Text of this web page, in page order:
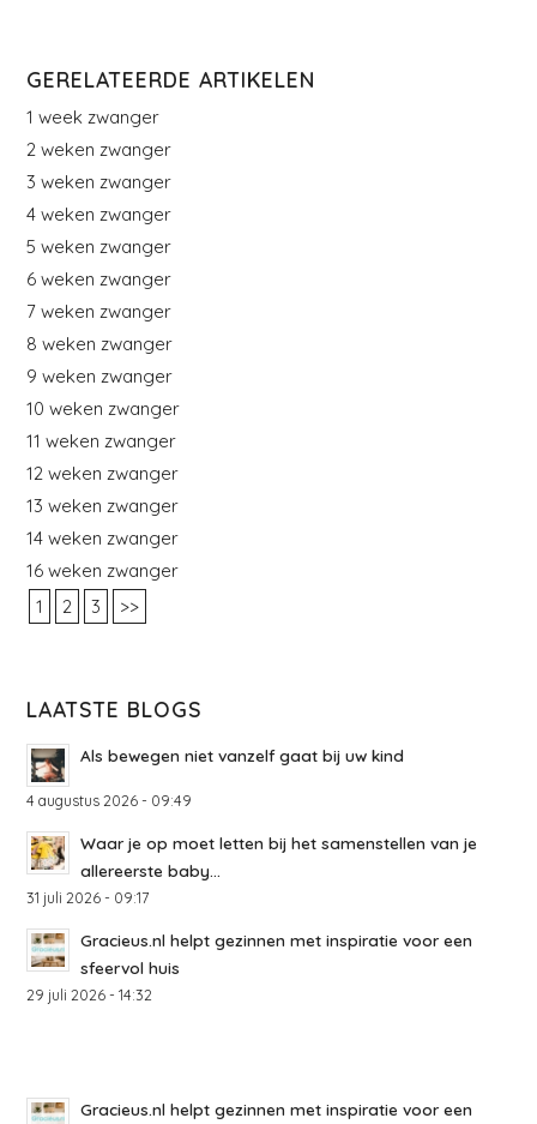
GERELATEERDE ARTIKELEN
1 week zwanger
2 weken zwanger
3 weken zwanger
4 weken zwanger
5 weken zwanger
6 weken zwanger
7 weken zwanger
8 weken zwanger
9 weken zwanger
10 weken zwanger
11 weken zwanger
12 weken zwanger
13 weken zwanger
14 weken zwanger
16 weken zwanger
1
2 3 >>
LAATSTE BLOGS
Als bewegen niet vanzelf gaat bij uw kind
4 augustus 2026 - 09:49
Waar je op moet letten bij het samenstellen van je
allereerste baby...
31 juli 2026 - 09:17
Gracieus.nl helpt gezinnen met inspiratie voor een
sfeervol huis
29 juli 2026 - 14:32
Gracieus.nl helpt gezinnen met inspiratie voor een